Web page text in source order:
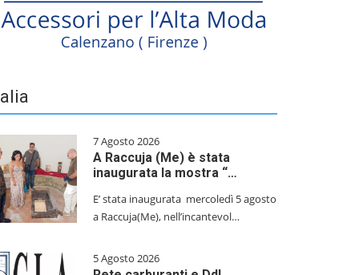
7 Agosto 2026
A Raccuja (Me) è stata
inaugurata la mostra “…
E’ stata inaugurata mercoledì 5 agosto
a Raccuja(Me), nell’incantevol…
5 Agosto 2026